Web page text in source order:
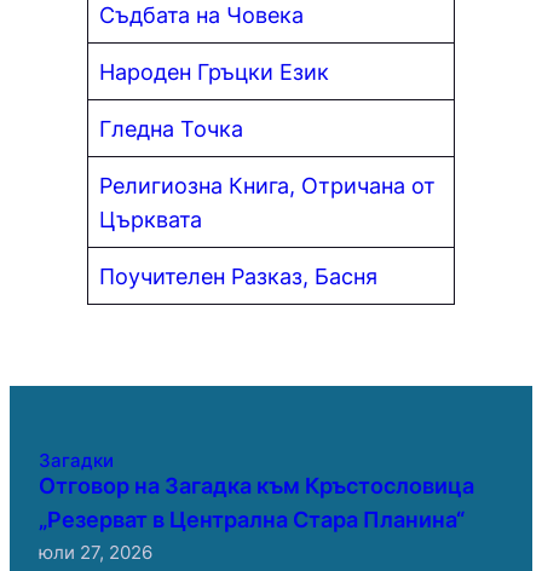
Съдбата на Човека
Народен Гръцки Език
Гледна Точка
Религиозна Книга, Отричана от
Църквата
Поучителен Разказ, Басня
Загадки
Отговор на Загадка към Кръстословица
„Резерват в Централна Стара Планина“
юли 27, 2026